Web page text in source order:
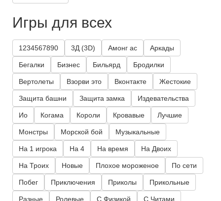
Игры для всех
1234567890 3Д (3D) Амонг ас Аркады
Бегалки Бизнес Бильярд Бродилки
Вертолеты Взорви это Вконтакте Жестокие
Защита башни Защита замка Издевательства
Ио Когама Короли Кровавые Лучшие
Монстры Морской бой Музыкальные
На 1 игрока На 4 На время На Двоих
На Троих Новые Плохое мороженое По сети
Побег Приключения Приколы Прикольные
Разные Ролевые С Физикой С Читами